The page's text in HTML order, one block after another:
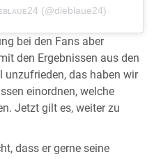
(@dieblaue24)
bei den Fans aber
den Ergebnissen aus den
unzufrieden, das haben wir
einordnen, welche
Jetzt gilt es, weiter zu
dass er gerne seine